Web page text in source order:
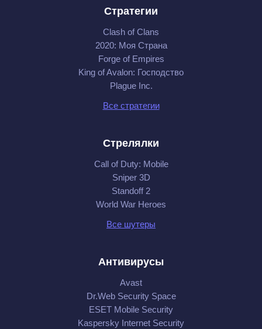
Стратегии
Clash of Clans
2020: Моя Cтрана
Forge of Empires
King of Avalon: Господство
Plague Inc.
Все стратегии
Стрелялки
Call of Duty: Mobile
Sniper 3D
Standoff 2
World War Heroes
Все шутеры
Антивирусы
Avast
Dr.Web Security Space
ESET Mobile Security
Kaspersky Internet Security